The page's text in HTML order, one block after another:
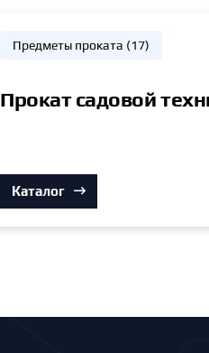
Предметы проката (17)
Прокат садовой
Каталог